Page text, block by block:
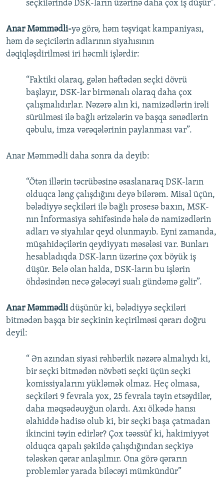
seçkilərində DSK-ların üzərinə daha çox iş düşür”.
Anar Məmmədli-yə görə, həm təşviqat kampaniyası,
həm də seçicilərin adlarının siyahısının
dəqiqləşdirilməsi iri həcmli işlərdir:
“Faktiki olaraq, gələn həftədən seçki dövrü
başlayır, DSK-lar birmənalı olaraq daha çox
çalışmalıdırlar. Nəzərə alın ki, namizədlərin irəli
sürülməsi ilə bağlı ərizələrin və başqa sənədlərin
qəbulu, imza vərəqələrinin paylanması var”.
Anar Məmmədli daha sonra da deyib:
“Ötən illərin təcrübəsinə əsaslanaraq DSK-ların
olduqca ləng çalışdığını deyə bilərəm. Misal üçün,
bələdiyyə seçkiləri ilə bağlı prosesə baxın, MSK-
nın İnformasiya səhifəsində hələ də namizədlərin
adları və siyahılar qeyd olunmayıb. Eyni zamanda,
müşahidəçilərin qeydiyyatı məsələsi var. Bunları
hesabladıqda DSK-ların üzərinə çox böyük iş
düşür. Belə olan halda, DSK-ların bu işlərin
öhdəsindən necə gələcəyi sualı gündəmə gəlir”.
Anar Məmmədlidüşünür ki, bələdiyyə seçkiləri
bitmədən başqa bir seçkinin keçirilməsi qərarı doğru
deyil:
“ Ən azından siyasi rəhbərlik nəzərə almalıydı ki,
bir seçki bitmədən növbəti seçki üçün seçki
komissiyalarını yükləmək olmaz. Heç olmasa,
seçkiləri 9 fevrala yox, 25 fevrala təyin etsəydilər,
daha məqsədəuyğun olardı. Axı ölkədə hansı
əlahiddə hadisə olub ki, bir seçki başa çatmadan
ikincini təyin edirlər? Çox təəssüf ki, hakimiyyət
olduqca qapalı şəkildə çalışdığından seçkiyə
tələskən qərar anlaşılmır. Ona görə qərarın
problemlər yarada biləcəyi mümkündür”